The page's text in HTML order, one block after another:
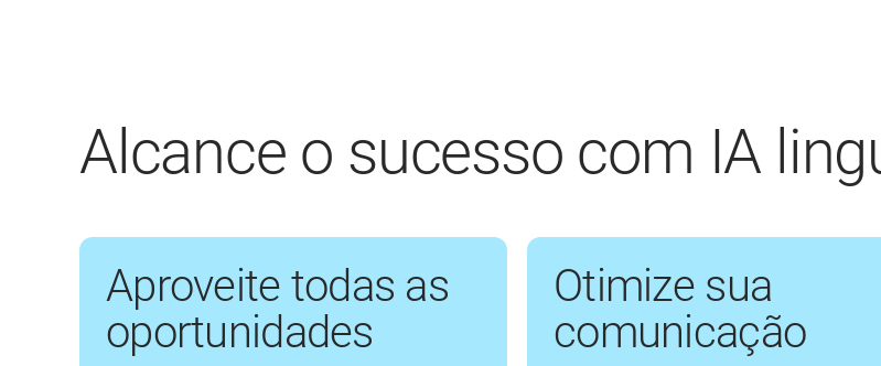
Alcance o sucesso com IA
Aproveite todas as
oportunidades
Otimize sua
comunicação